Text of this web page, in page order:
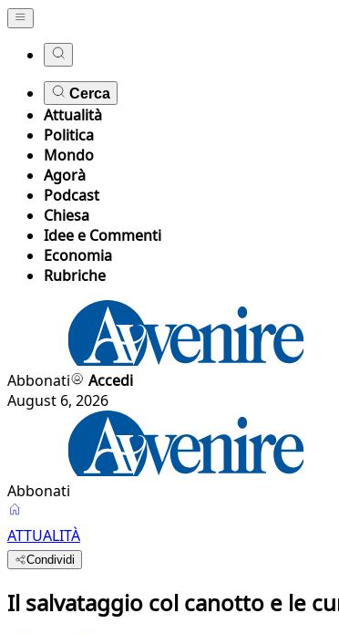
Cerca
Attualità
Politica
Mondo
Agorà
Podcast
Chiesa
Idee e Commenti
Economia
Rubriche
Abbonati
Accedi
August 6, 2026
Abbonati
ATTUALITÀ
Condividi
Il salvataggio col canotto e le